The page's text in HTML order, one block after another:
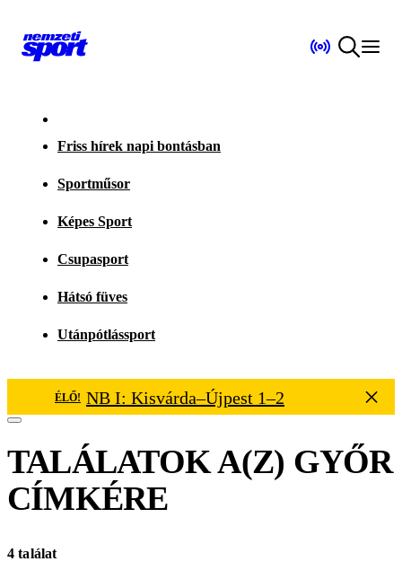
Friss hírek napi bontásban
Sportműsor
Képes Sport
Csupasport
Hátsó füves
Utánpótlássport
ÉLŐ! NB I: Kisvárda–Újpest 1–2
TALÁLATOK A(Z) GYŐR
CÍMKÉRE
4 találat